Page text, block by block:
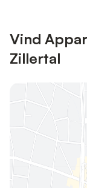
Vind
Zillertal